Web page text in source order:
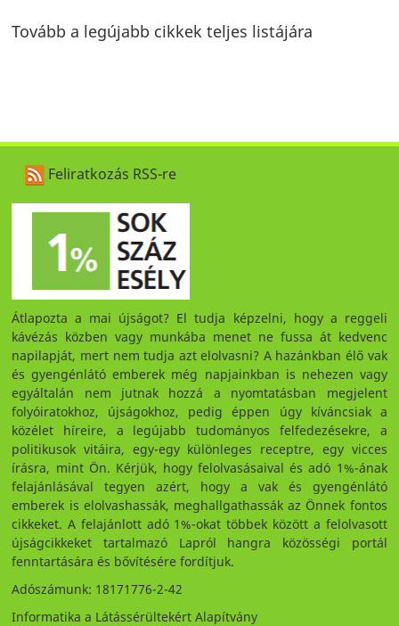
Tovább a legújabb cikkek teljes listájára
Feliratkozás RSS-re
Átlapozta a mai újságot? El tudja képzelni, hogy a reggeli
kávézás közben vagy munkába menet ne fussa át kedvenc
napilapját, mert nem tudja azt elolvasni? A hazánkban élő vak
és gyengénlátó emberek még napjainkban is nehezen vagy
egyáltalán nem jutnak hozzá a nyomtatásban megjelent
folyóiratokhoz, újságokhoz, pedig éppen úgy kíváncsiak a
közélet híreire, a legújabb tudományos felfedezésekre, a
politikusok vitáira, egy-egy különleges receptre, egy vicces
írásra, mint Ön. Kérjük, hogy felolvasásaival és adó 1%-ának
felajánlásával tegyen azért, hogy a vak és gyengénlátó
emberek is elolvashassák, meghallgathassák az Önnek fontos
cikkeket. A felajánlott adó 1%-okat többek között a felolvasott
újságcikkeket tartalmazó Lapról hangra közösségi portál
fenntartására és bővítésére fordítjuk.
Adószámunk: 18171776-2-42
Informatika a Látássérültekért Alapítvány